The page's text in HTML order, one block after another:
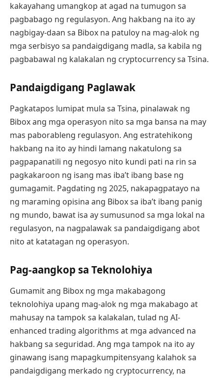
kakayahang umangkop at agad na tumugon sa
pagbabago ng regulasyon. Ang hakbang na ito ay
nagbigay-daan sa Bibox na patuloy na mag-alok ng
mga serbisyo sa pandaigdigang madla, sa kabila ng
pagbabawal ng kalakalan ng cryptocurrency sa Tsina.
Pandaigdigang Paglawak
Pagkatapos lumipat mula sa Tsina, pinalawak ng
Bibox ang mga operasyon nito sa mga bansa na may
mas paborableng regulasyon. Ang estratehikong
hakbang na ito ay hindi lamang nakatulong sa
pagpapanatili ng negosyo nito kundi pati na rin sa
pagkakaroon ng isang mas iba’t ibang base ng
gumagamit. Pagdating ng 2025, nakapagpatayo na
ng maraming opisina ang Bibox sa iba’t ibang panig
ng mundo, bawat isa ay sumusunod sa mga lokal na
regulasyon, na nagpalawak sa pandaigdigang abot
nito at katatagan ng operasyon.
Pag-aangkop sa Teknolohiya
Gumamit ang Bibox ng mga makabagong
teknolohiya upang mag-alok ng mga makabago at
mahusay na tampok sa kalakalan, tulad ng AI-
enhanced trading algorithms at mga advanced na
hakbang sa seguridad. Ang mga tampok na ito ay
ginawang isang mapagkumpitensyang kalahok sa
pandaigdigang merkado ng cryptocurrency, na